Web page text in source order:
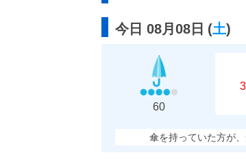
今日 08月08日 (土)
60
傘を持っていた方が